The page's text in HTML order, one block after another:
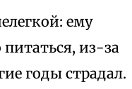
ему
из-за
годы страдал.